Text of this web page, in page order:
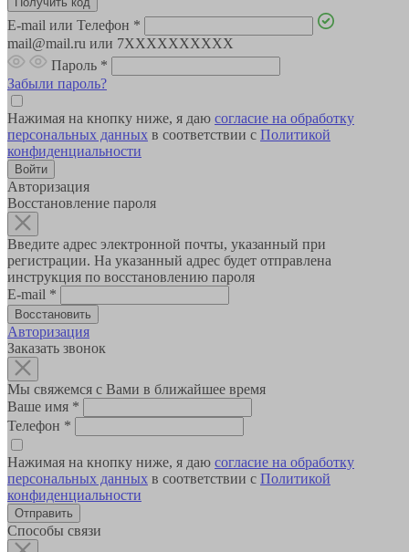
E-mail или Телефон *
mail@mail.ru или 7XXXXXXXXXX
Пароль *
Забыли пароль?
Нажимая на кнопку ниже, я даю согласие на обработку
персональных данных в соответствии с Политикой
конфиденциальности
Авторизация
Восстановление пароля
Введите адрес электронной почты, указанный при
регистрации. На указанный адрес будет отправлена
инструкция по восстановлению пароля
E-mail *
Авторизация
Заказать звонок
Мы свяжемся с Вами в ближайшее время
Ваше имя *
Телефон *
Нажимая на кнопку ниже, я даю согласие на обработку
персональных данных в соответствии с Политикой
конфиденциальности
Способы связи